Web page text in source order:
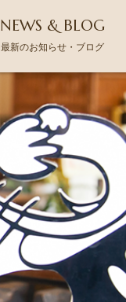
NEWS & BLOG
最新のお知らせ・ブログ